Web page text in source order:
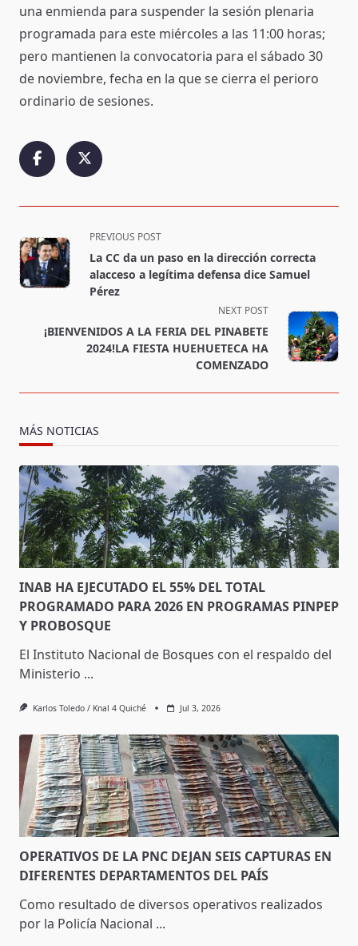
una enmienda para suspender la sesión plenaria
programada para este miércoles a las 11:00 horas;
pero mantienen la convocatoria para el sábado 30
de noviembre, fecha en la que se cierra el perioro
ordinario de sesiones.
<span
class="nav-
subtitle
screen-
text">Page</span>
PREVIOUS POST
La CC da un paso en la dirección correcta
alacceso a legítima defensa dice Samuel
Pérez
NEXT POST
¡BIENVENIDOS A LA FERIA DEL PINABETE
2024!LA FIESTA HUEHUETECA HA
COMENZADO
MÁS NOTICIAS
INAB HA EJECUTADO EL 55% DEL TOTAL
PROGRAMADO PARA 2026 EN PROGRAMAS PINPEP
Y PROBOSQUE
El Instituto Nacional de Bosques con el respaldo del
Ministerio ...
Karlos Toledo / Knal 4 Quiché Jul 3, 2026
OPERATIVOS DE LA PNC DEJAN SEIS CAPTURAS EN
DIFERENTES DEPARTAMENTOS DEL PAÍS
Como resultado de diversos operativos realizados
por la Policía Nacional ...